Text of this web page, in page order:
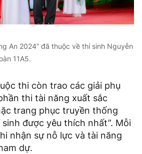
An 2024” đã thuộc về thí sinh Nguyễn
11A5.
thi còn trao các giải phụ
thi tài năng xuất sắc
trang phục truyền thống
sinh được yêu thích nhất”. Mỗi
nhận sự nỗ lực và tài năng
dự.